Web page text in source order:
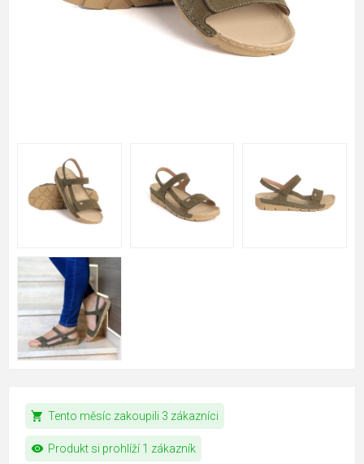
shopping_cart Tento měsíc zakoupili 3 zákazníci
visibility Produkt si prohlíží 1 zákazník